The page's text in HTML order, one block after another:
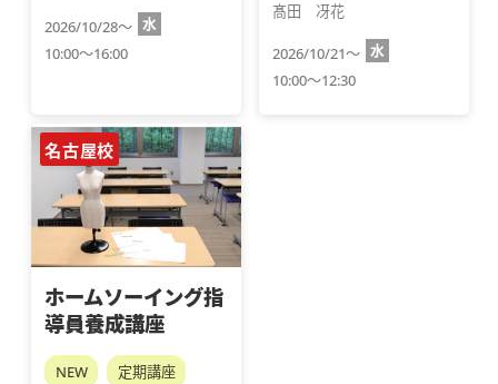
2026/10/28～ 水
10:00～16:00
髙田　冴花
2026/10/21～ 水
10:00～12:30
名古屋校
ホームソーイング指
導員養成講座
NEW 定期講座